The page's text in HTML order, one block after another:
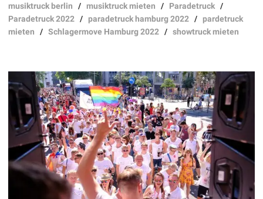
musiktruck berlin /musiktruck mieten / Paradetruck/
Paradetruck 2022 /paradetruck hamburg 2022 /pardetruck
mieten /Schlagermove Hamburg 2022 /showtruck mieten